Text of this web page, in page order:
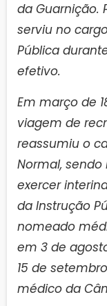
da Guarnição.
serviu no
Pública
efetivo.
Em março de
viagem de
reassumiu o
Normal,
exercer
da Instrução
nomeado
em 3 de
15 de
médico da